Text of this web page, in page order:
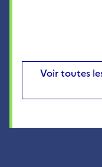
Voir toutes